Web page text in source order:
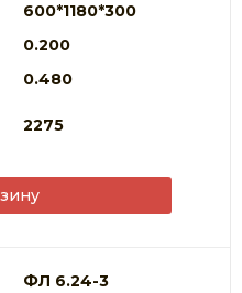
600*1180*300
0.200
0.480
2275
ФЛ 6.24-3